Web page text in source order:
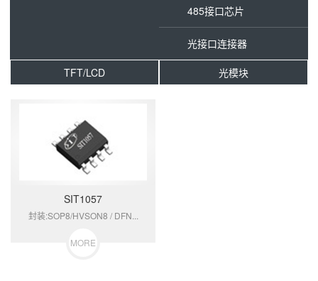
485接口芯片
光接口连接器
TFT/LCD 光模块
SIT1057
封装:SOP8/HVSON8 / DFN...
MORE